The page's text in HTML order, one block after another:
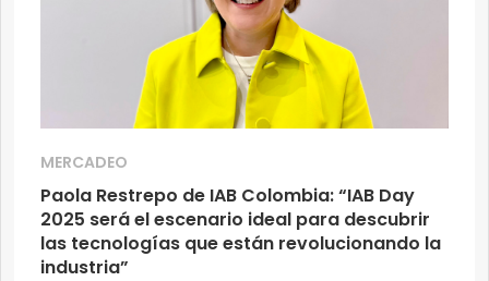
MERCADEO
Paola Restrepo de IAB Colombia: “IAB Day
2025 será el escenario ideal para descubrir
las tecnologías que están revolucionando la
industria”